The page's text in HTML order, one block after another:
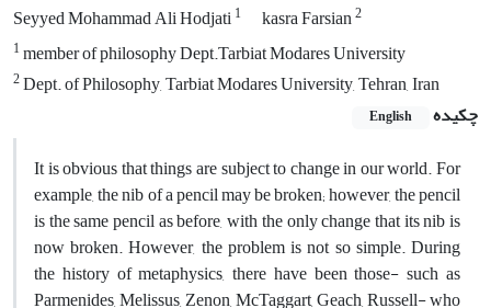
Seyyed Mohammad Ali Hodjati1 kasra Farsian2
1member of philosophy Dept.Tarbiat Modares University
2Dept. of Philosophy, Tarbiat Modares University, Tehran, Iran
چکیده
English
It is obvious that things are subject to change in our world. For
example, the nib of a pencil may be broken; however, the pencil
is the same pencil as before, with the only change that its nib is
now broken. However, the problem is not so simple. During
the history of metaphysics, there have been those- such as
Parmenides, Melissus, Zenon, McTaggart, Geach, Russell- who